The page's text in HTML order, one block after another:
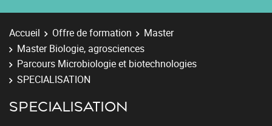
Accueil Offre de formation
Master
Master Biologie, agrosciences
Parcours Microbiologie et biotechnologies
SPECIALISATION
SPECIALISATION